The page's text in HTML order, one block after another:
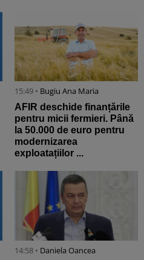
15:49 • Bugiu ⁠Ana Maria
AFIR deschide finanțările
pentru micii fermieri. Până
la 50.000 de euro pentru
modernizarea
exploatațiilor ...
14:58 • Daniela Oancea